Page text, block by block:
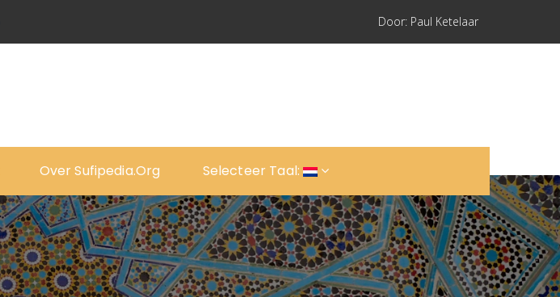
Door: Paul Ketelaar
Over Sufipedia.org Selecteer Taal: